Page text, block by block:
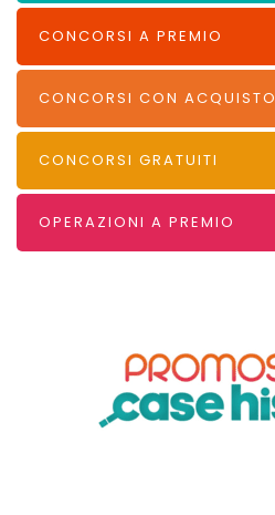
CONCORSI A PREMIO
CONCORSI CON ACQUISTO
CONCORSI GRATUITI
OPERAZIONI A PREMIO